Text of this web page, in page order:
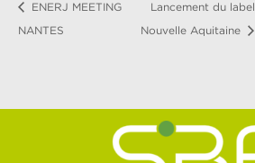
ENERJ MEETING
NANTES
Lancement du
Nouvelle Aquitaine